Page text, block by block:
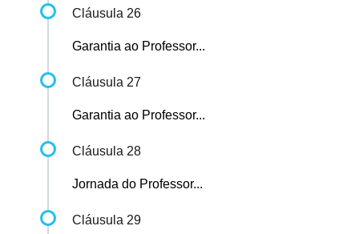
Cláusula 26
Garantia ao Professor...
Cláusula 27
Garantia ao Professor...
Cláusula 28
Jornada do Professor...
Cláusula 29